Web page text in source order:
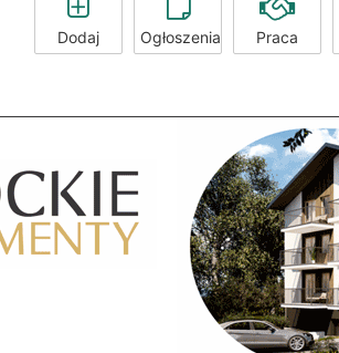
Dodaj Ogłoszenia Praca